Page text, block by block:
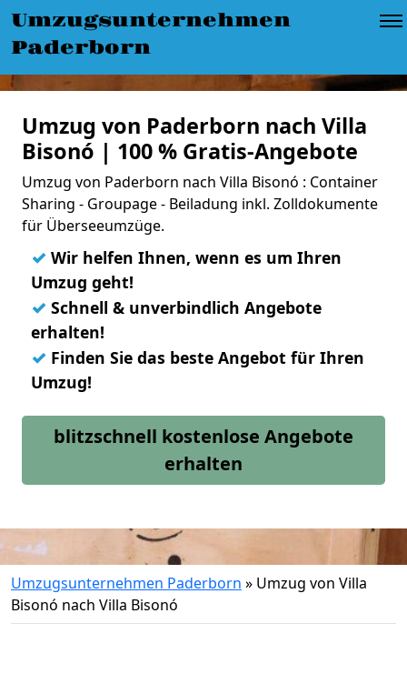
Umzugsunternehmen
Paderborn
Umzug von Paderborn nach Villa
Bisonó | 100 % Gratis-Angebote
Umzug von Paderborn nach Villa Bisonó : Container
Sharing - Groupage - Beiladung inkl. Zolldokumente
für Überseeumzüge.
✓ Wir helfen Ihnen, wenn es um Ihren
Umzug geht!
✓ Schnell & unverbindlich Angebote
erhalten!
✓ Finden Sie das beste Angebot für Ihren
Umzug!
blitzschnell kostenlose Angebote
erhalten
Umzugsunternehmen Paderborn » Umzug von Villa
Bisonó nach Villa Bisonó